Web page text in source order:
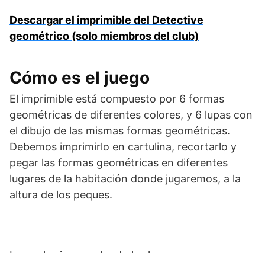
Descargar el imprimible del Detective
geométrico (solo miembros del club)
Cómo es el juego
El imprimible está compuesto por 6 formas
geométricas de diferentes colores, y 6 lupas con
el dibujo de las mismas formas geométricas.
Debemos imprimirlo en cartulina, recortarlo y
pegar las formas geométricas en diferentes
lugares de la habitación donde jugaremos, a la
altura de los peques.